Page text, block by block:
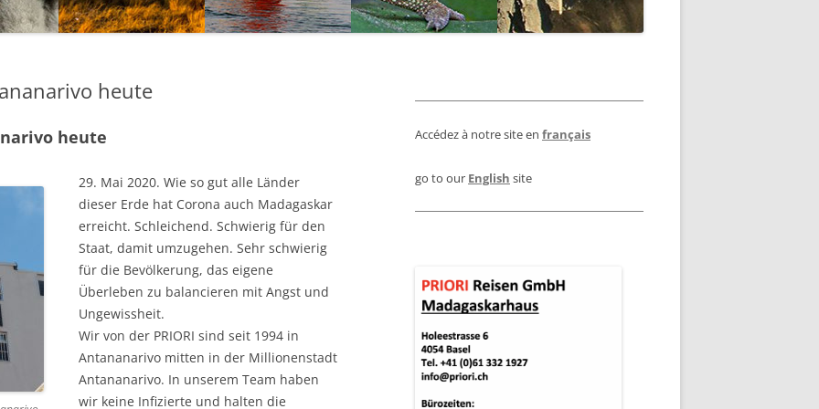
– REISEN
– DAS LAND
– REISEBERICHTE
KRATER FRAUENREISE „LADIES ONLY“
FLUG ANTANANARIVO –
MANANJARY
SANFT LANDEN MADAGASKAR
MADAGASKAR REISEZEIT
JULI : KLIMA UND WETTER IN
MADAGASKAR
OKTOBER: KLIMA UND WETTER IN
GASTRONOMIE & RESTAURANTS
NATIONALPARKS IN MADAGASKAR
WANDERN IN MADAGASKAR
2022 WANDERUNGEN IN
ANTANANARIVO
REISE-BLOG
NACHHALTIGKEIT
BRIEFMARKEN
IMPRESSUM
heute
heute
29. Mai 2020. Wie so gut alle Länder
dieser Erde hat Corona auch Madagaskar
erreicht. Schleichend. Schwierig für den
Staat, damit umzugehen. Sehr schwierig
für die Bevölkerung, das eigene
Überleben zu balancieren mit Angst und
Ungewissheit.
Wir von der PRIORI sind seit 1994 in
Antananarivo mitten in der Millionenstadt
Antananarivo. In unserem Team haben
wir keine Infizierte und halten die
Accédez à notre site en français
go to our English site